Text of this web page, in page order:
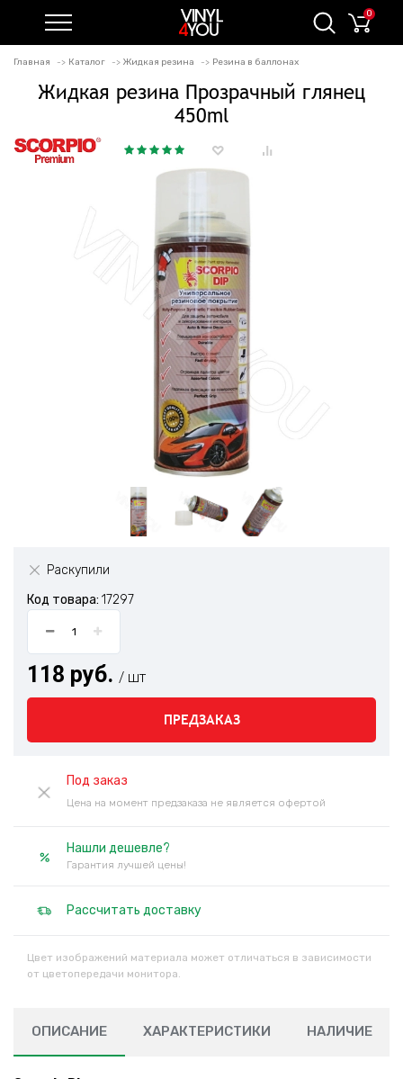
0
Главная Каталог Жидкая резина Резина в баллонах
Жидкая резина Прозрачный глянец
450ml
Раскупили
Код товара: 17297
118 руб. / шт
ПРЕДЗАКАЗ
Под заказ
Цена на момент предзаказа не является офертой
Нашли дешевле?
Гарантия лучшей цены!
Рассчитать доставку
Цвет изображений материала может отличаться в зависимости
от цветопередачи монитора.
ОПИСАНИЕ ХАРАКТЕРИСТИКИ НАЛИЧИЕ